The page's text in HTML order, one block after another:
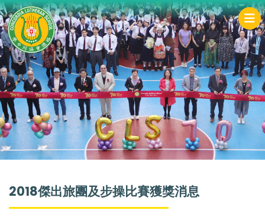
2018傑出旅團及步操比賽獲獎消息